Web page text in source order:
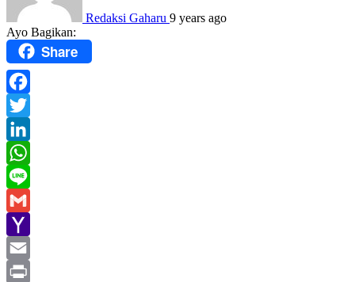
Redaksi Gaharu 9 years ago
Ayo Bagikan:
Share
Facebook
Twitter
LinkedIn
WhatsApp
Line
Gmail
Yahoo
Mail
Email